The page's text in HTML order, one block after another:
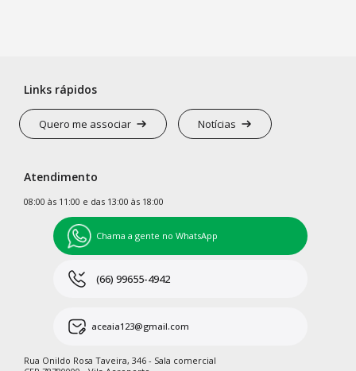
Links rápidos
Quero me associar Notícias
Atendimento
08:00 às 11:00 e das 13:00 às 18:00
Chama a gente no WhatsApp
(66) 99655-4942
aceaia123@gmail.com
Rua Onildo Rosa Taveira, 346 - Sala comercial